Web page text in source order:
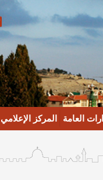
العامة المركز الإعلامي